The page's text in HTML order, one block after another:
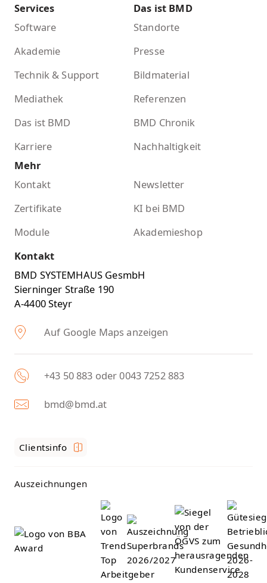
Services
Software
Akademie
Technik & Support
Mediathek
Das ist BMD
Karriere
Das ist BMD
Standorte
Presse
Bildmaterial
Referenzen
BMD Chronik
Nachhaltigkeit
Mehr
Kontakt
Newsletter
Zertifikate
KI bei BMD
Module
Akademieshop
Kontakt
BMD SYSTEMHAUS GesmbH
Sierninger Straße 190
A-4400 Steyr
Auf Google Maps anzeigen
+43 50 883 oder 0043 7252 883
bmd@bmd.at
Clientsinfo
Auszeichnungen